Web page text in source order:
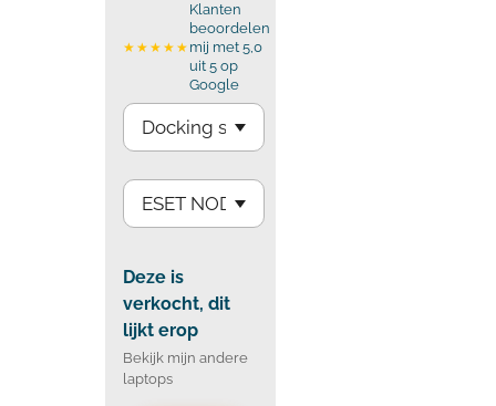
★★★★★
Klanten
beoordelen
mij met 5,0
uit 5 op
Google
Deze is
verkocht, dit
lijkt erop
Bekijk mijn andere
laptops